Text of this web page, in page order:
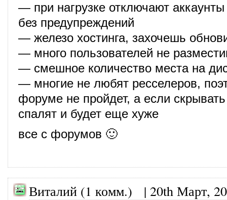
— при нагрузке отключают аккаунты
без предупреждений
— железо хостинга, захочешь
— много пользователей не
— смешное количество места на
— многие не любят ресселеров,
форуме не пройдет, а если
спалят и будет еще хуже
все с форумов 🙂
Виталий (1 комм.) | 20th Март,